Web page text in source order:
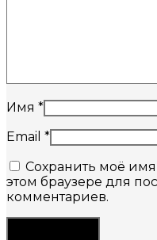
Имя *
Email *
Сохранить моё
этом браузере для
комментариев.